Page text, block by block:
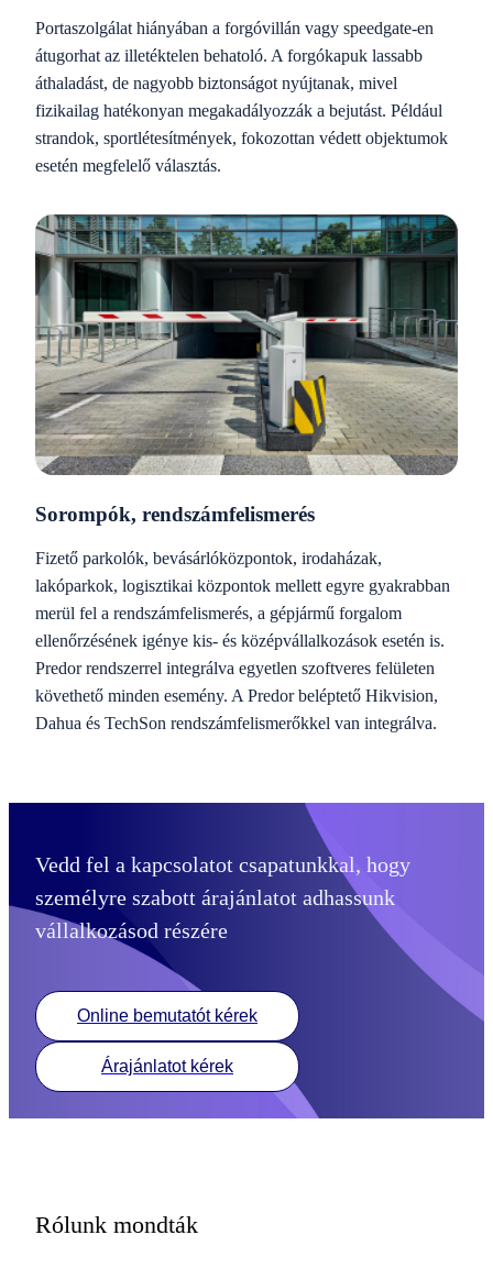
Portaszolgálat hiányában a forgóvillán vagy speedgate-en
átugorhat az illetéktelen behatoló. A forgókapuk lassabb
áthaladást, de nagyobb biztonságot nyújtanak, mivel
fizikailag hatékonyan megakadályozzák a bejutást. Például
strandok, sportlétesítmények, fokozottan védett objektumok
esetén megfelelő választás.
Sorompók, rendszámfelismerés
Fizető parkolók, bevásárlóközpontok, irodaházak,
lakóparkok, logisztikai központok mellett egyre gyakrabban
merül fel a rendszámfelismerés, a gépjármű forgalom
ellenőrzésének igénye kis- és középvállalkozások esetén is.
Predor rendszerrel integrálva egyetlen szoftveres felületen
követhető minden esemény. A Predor beléptető Hikvision,
Dahua és TechSon rendszámfelismerőkkel van integrálva.
Vedd fel a kapcsolatot csapatunkkal, hogy
személyre szabott árajánlatot adhassunk
vállalkozásod részére
Online bemutatót kérek
Árajánlatot kérek
Rólunk mondták